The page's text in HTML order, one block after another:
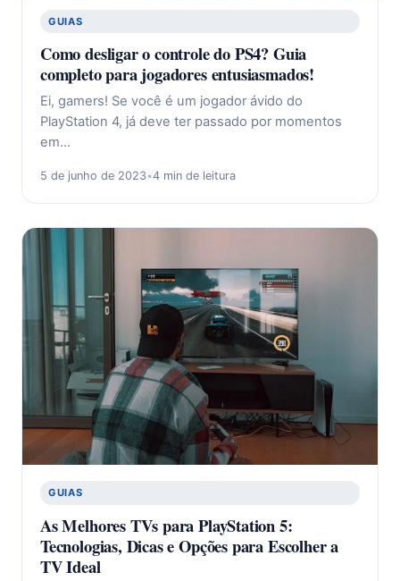
GUIAS
Como desligar o controle do PS4? Guia
completo para jogadores entusiasmados!
Ei, gamers! Se você é um jogador ávido do
PlayStation 4, já deve ter passado por momentos
em…
5 de junho de 2023•4 min de leitura
GUIAS
As Melhores TVs para PlayStation 5:
Tecnologias, Dicas e Opções para Escolher a
TV Ideal